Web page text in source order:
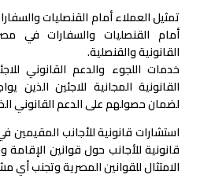
تمثيل العملاء أمام القنصليات
أمام القنصليات والسفارات في
القانونية والقنصلية.
خدمات اللجوء والدعم القانوني
القانونية المجانية للاجئين الذين
لضمان حصولهم على الدعم القانوني
استشارات قانونية للأجانب
قانونية للأجانب حول قوانين الإقامة
الامتثال للقوانين المصرية وتجنب أي